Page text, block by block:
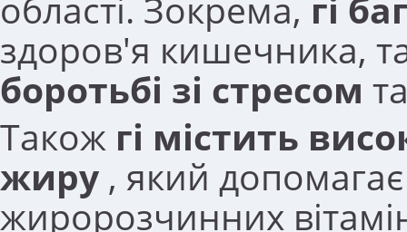
здоров'я кишечника,
боротьбі зі стресом
Також гі містить
жиру , який
жиророзчинних